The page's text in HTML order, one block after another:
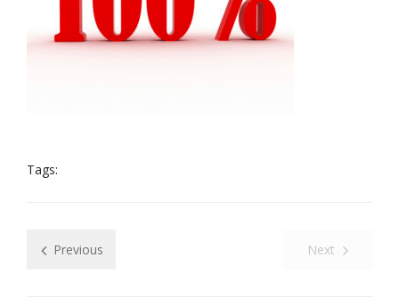
Tags:
Previous Next